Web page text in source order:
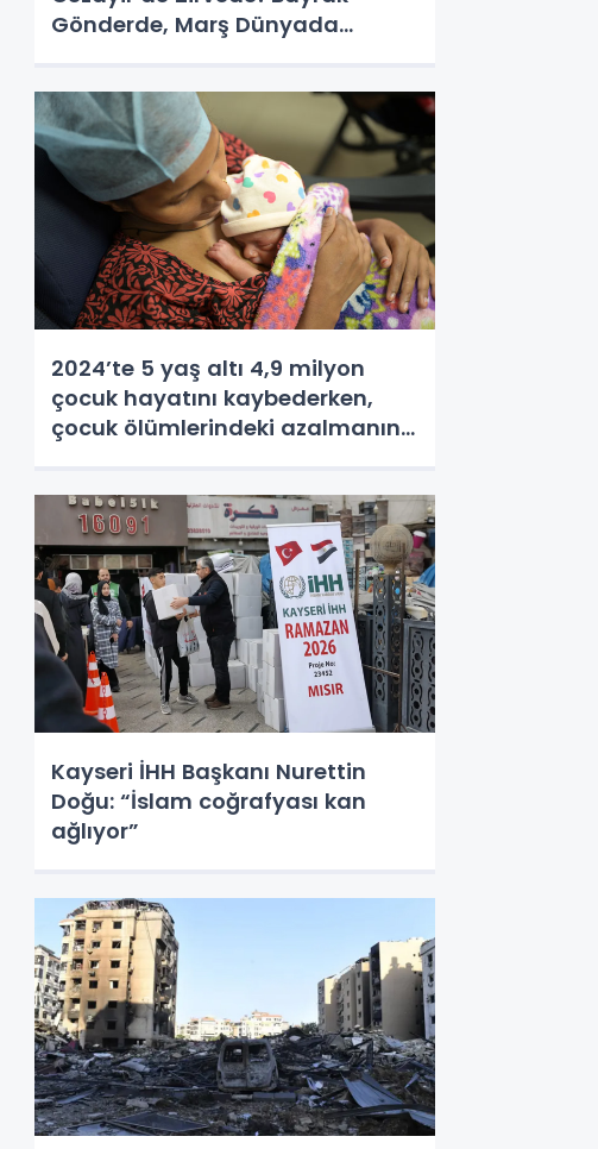
Gönderde, Marş Dünyada
2024’te 5 yaş altı 4,9 milyon
çocuk hayatını kaybederken,
çocuk ölümlerindeki azalmanın
Kayseri İHH Başkanı Nurettin
Doğu: “İslam coğrafyası kan
ağlıyor”